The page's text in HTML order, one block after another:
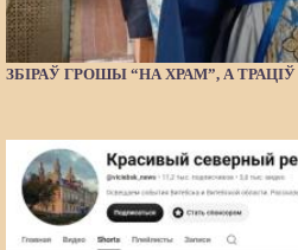
ЗБІРАЎ ГРОШЫ “НА ХРАМ”, А